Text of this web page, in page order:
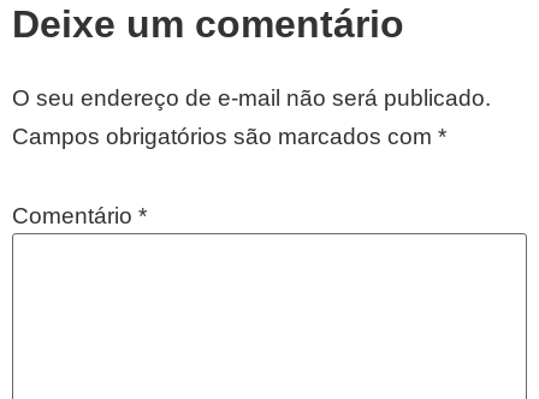
Deixe um comentário
O seu endereço de e-mail não será publicado.
Campos obrigatórios são marcados com *
Comentário *